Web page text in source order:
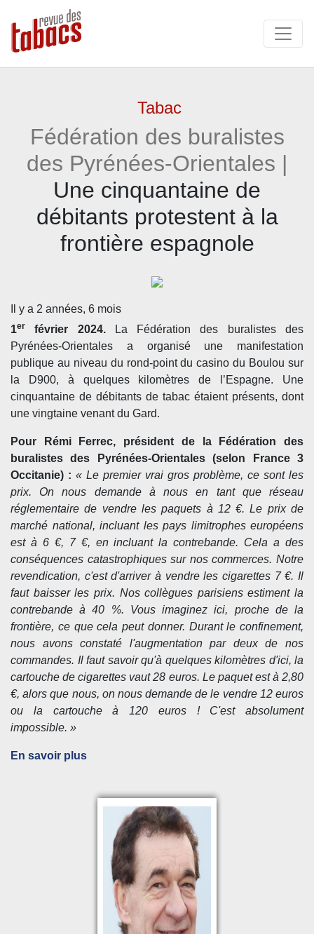
Tabac
Fédération des buralistes
des Pyrénées-Orientales |
Une cinquantaine de
débitants protestent à la
frontière espagnole
Il y a 2 années, 6 mois
1er février 2024. La
Fédération des buralistes des
Pyrénées-Orientales a organisé une manifestation
publique au niveau du rond-point du casino du Boulou sur
la D900, à quelques kilomètres de l’Espagne. Une
cinquantaine de débitants de tabac étaient présents, dont
une vingtaine venant du Gard.
Pour Rémi Ferrec, président de la
Fédération des
buralistes des Pyrénées-Orientales (selon France 3
Occitanie) : « Le premier vrai gros problème, ce sont les
prix. On nous demande à nous en tant que réseau
réglementaire de vendre les paquets à 12 €. Le prix de
marché national, incluant les pays limitrophes européens
est à 6 €, 7 €, en incluant la contrebande. Cela a des
conséquences catastrophiques sur nos commerces. Notre
revendication, c'est d'arriver à vendre les cigarettes 7 €. Il
faut baisser les prix. Nos collègues parisiens estiment la
contrebande à 40 %. Vous imaginez ici, proche de la
frontière, ce que cela peut donner. Durant le confinement,
nous avons constaté l'augmentation par deux de nos
commandes. Il faut savoir qu'à quelques kilomètres d'ici, la
cartouche de cigarettes vaut 28 euros. Le paquet est à 2,80
€, alors que nous, on nous demande de le vendre 12 euros
ou la cartouche à 120 euros ! C'est absolument
impossible. »
En savoir plus